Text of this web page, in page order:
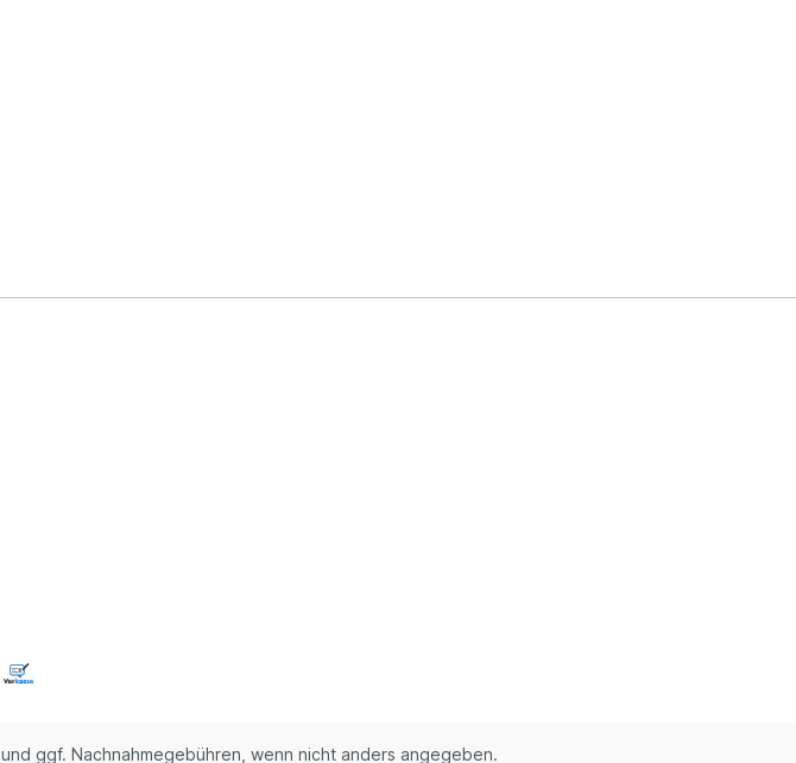
und ggf. Nachnahmegebühren, wenn nicht anders angegeben.